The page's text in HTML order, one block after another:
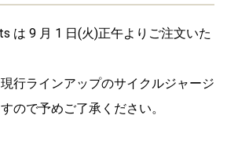
は 9 月 1 日(火)正午よりご注文いた
行ラインアップのサイクルジャージ
ので予めご了承ください。